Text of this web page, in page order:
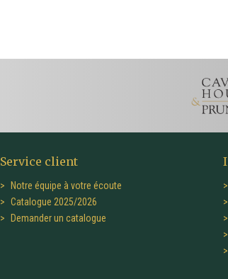
Service client
Notre équipe à votre écoute
Catalogue 2025/2026
Demander un catalogue